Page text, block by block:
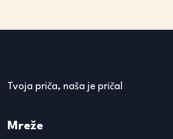
Tvoja priča, naša je priča!
Mreže